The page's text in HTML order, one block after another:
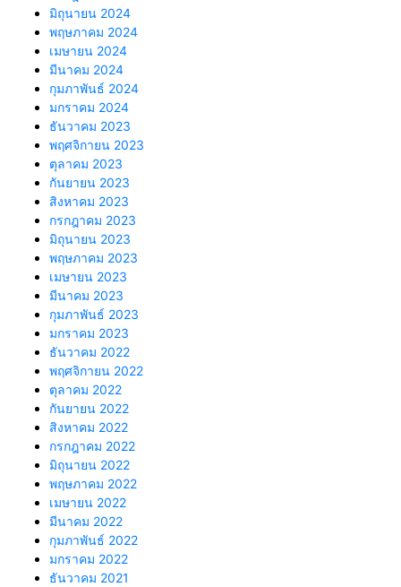
มิถุนายน 2024
พฤษภาคม 2024
เมษายน 2024
มีนาคม 2024
กุมภาพันธ์ 2024
มกราคม 2024
ธันวาคม 2023
พฤศจิกายน 2023
ตุลาคม 2023
กันยายน 2023
สิงหาคม 2023
กรกฎาคม 2023
มิถุนายน 2023
พฤษภาคม 2023
เมษายน 2023
มีนาคม 2023
กุมภาพันธ์ 2023
มกราคม 2023
ธันวาคม 2022
พฤศจิกายน 2022
ตุลาคม 2022
กันยายน 2022
สิงหาคม 2022
กรกฎาคม 2022
มิถุนายน 2022
พฤษภาคม 2022
เมษายน 2022
มีนาคม 2022
กุมภาพันธ์ 2022
มกราคม 2022
ธันวาคม 2021